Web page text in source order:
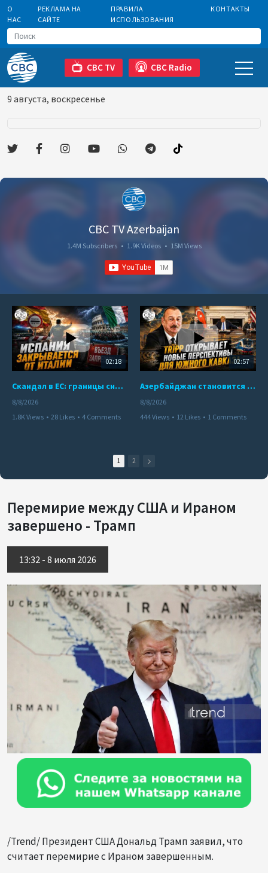
О
НАС
РЕКЛАМА НА
САЙТЕ
ПРАВИЛА
ИСПОЛЬЗОВАНИЯ
КОНТАКТЫ
CBC TV CBC Radio
9 августа, воскресенье
CBC TV Azerbaijan
1.4M Subscribers • 1.9K Videos • 15M Views
02:18
Скандал в ЕС: границы снова под контролем
8/8/2026
1.8K Views • 28 Likes • 4 Comments
02:57
Азербайджан становится мостом между Востоком и Западом
8/8/2026
444 Views • 12 Likes • 1 Comments
1 2
Перемирие между США и Ираном
завершено - Трамп
13:32 - 8 июля 2026
/Trend/ Президент США Дональд Трамп заявил, что
считает перемирие с Ираном завершенным.